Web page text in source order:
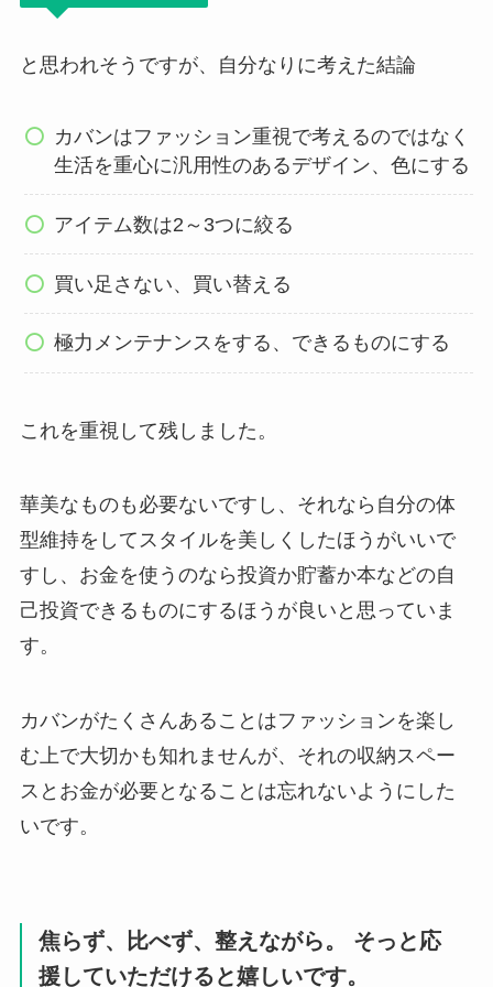
と思われそうですが、自分なりに考えた結論
カバンはファッション重視で考えるのではなく
生活を重心に汎用性のあるデザイン、色にする
アイテム数は2～3つに絞る
買い足さない、買い替える
極力メンテナンスをする、できるものにする
これを重視して残しました。
華美なものも必要ないですし、それなら自分の体
型維持をしてスタイルを美しくしたほうがいいで
すし、お金を使うのなら投資か貯蓄か本などの自
己投資できるものにするほうが良いと思っていま
す。
カバンがたくさんあることはファッションを楽し
む上で大切かも知れませんが、それの収納スペー
スとお金が必要となることは忘れないようにした
いです。
焦らず、比べず、整えながら。 そっと応
援していただけると嬉しいです。